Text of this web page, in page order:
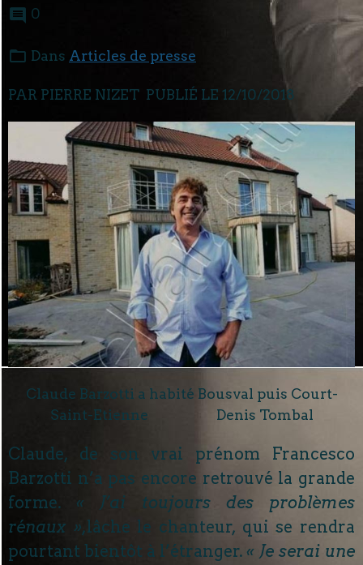
0
Dans Articles de presse
PAR PIERRE NIZET PUBLIÉ LE 12/10/2018
Claude Barzotti a habité Bousval puis Court-
Saint-Etienne Denis Tombal
Claude, de son vrai prénom Francesco
Barzotti n’a pas encore retrouvé la grande
forme. « J’ai toujours des problèmes
rénaux »,lâche le chanteur, qui se rendra
pourtant bientôt à l’étranger.« Je serai une